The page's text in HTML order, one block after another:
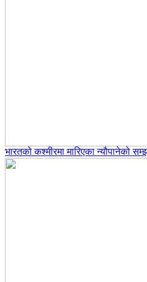
भारतको कश्मीरमा मारिएका न्यौपानेको